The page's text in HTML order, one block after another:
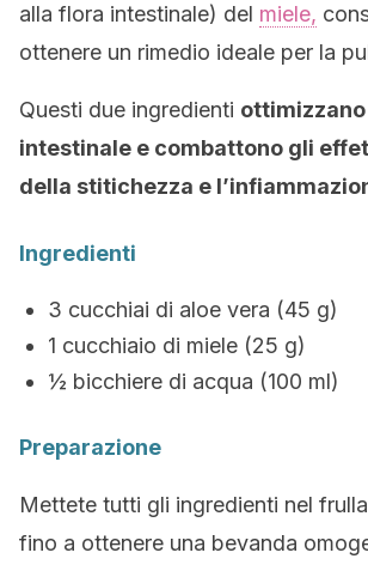
alla flora intestinale) del miele,
ottenere un rimedio ideale per la
Questi due ingredienti
intestinale e combattono gli
della stitichezza e
Ingredienti
3 cucchiai di aloe vera (45 g)
1 cucchiaio di miele (25 g)
½ bicchiere di acqua (100 ml)
Preparazione
Mettete tutti gli ingredienti nel
fino a ottenere una bevanda